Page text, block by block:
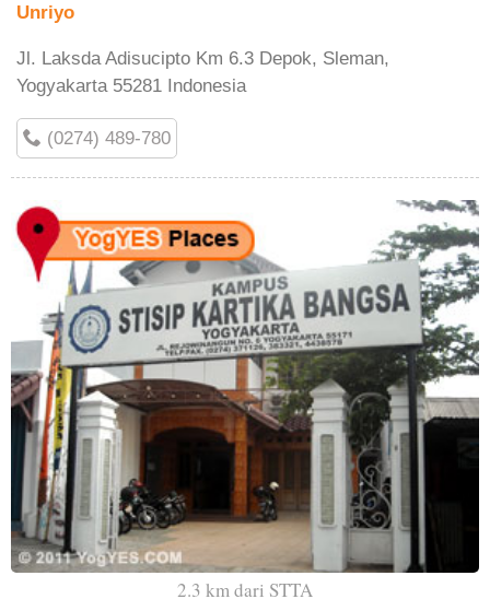
Unriyo
Jl. Laksda Adisucipto Km 6.3 Depok, Sleman,
Yogyakarta 55281 Indonesia
(0274) 489-780
2.3 km dari STTA